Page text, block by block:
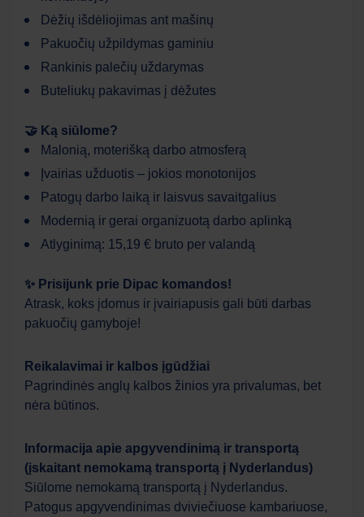
Dėžių išdėliojimas ant mašinų
Pakuočių užpildymas gaminiu
Rankinis palečių uždarymas
Buteliukų pakavimas į dėžutes
🤝 Ką siūlome?
Malonią, moterišką darbo atmosferą
Įvairias užduotis – jokios monotonijos
Patogų darbo laiką ir laisvus savaitgalius
Modernią ir gerai organizuotą darbo aplinką
Atlyginimą: 15,19 € bruto per valandą
✨ Prisijunk prie Dipac komandos!
Atrask, koks įdomus ir įvairiapusis gali būti darbas
pakuočių gamyboje!
Reikalavimai ir kalbos įgūdžiai
Pagrindinės anglų kalbos žinios yra privalumas, bet
nėra būtinos.
Informacija apie apgyvendinimą ir transportą
(įskaitant nemokamą transportą į Nyderlandus)
Siūlome nemokamą transportą į Nyderlandus.
Patogus apgyvendinimas dviviečiuose kambariuose,